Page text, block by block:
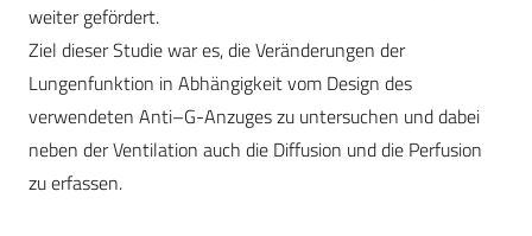
weiter gefördert.
Ziel dieser Studie war es, die Veränderungen der
Lungenfunktion in Abhängigkeit vom Design des
verwendeten Anti–G-Anzuges zu untersuchen und dabei
neben der Ventilation auch die Diffusion und die Perfusion
zu erfassen.